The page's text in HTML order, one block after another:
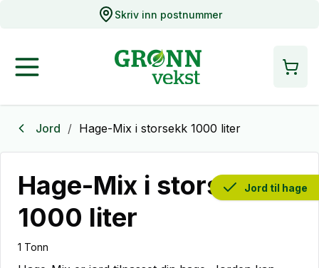
Skriv inn postnummer
Jord / Hage-Mix i storsekk 1000 liter
Hage-Mix i storsekk
1000 liter
1 Tonn
Jord til hage